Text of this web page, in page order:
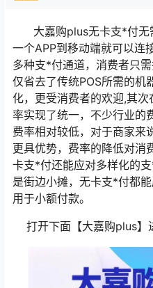
大嘉购plus无卡支*付无
一个APP到移动端就可以连
多种支*付通道，消费者只
仅省去了传统POS所需的机
化，更受消费者的欢迎,其
率实现了统一，不少行业的
费率相对较低，对于商家来
更具优势，费率的降低对消
卡支*付还能应对多样化的
是街边小摊，无卡支*付都
用于小额付款。
打开下面【大嘉购plus】